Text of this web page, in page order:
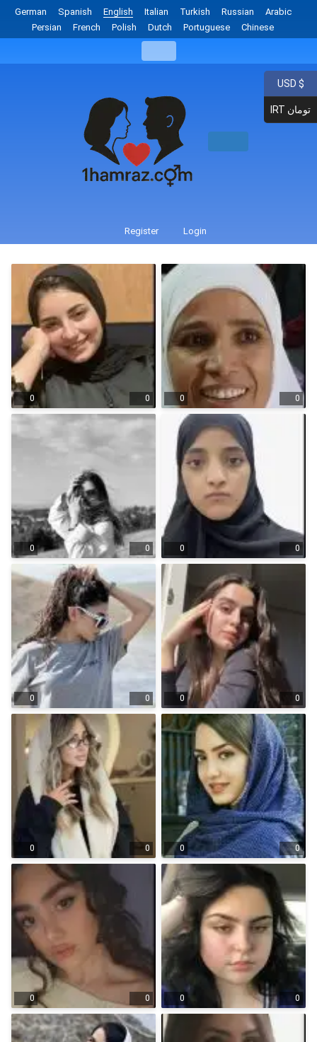
German Spanish English Italian Turkish Russian
Arabic
Persian
French Polish Dutch Portuguese Chinese
Register Login
0 0 0 0
0 0 0 0
0 0 0 0
0 0 0 0
0 0 0 0
USD $
IRT تومان